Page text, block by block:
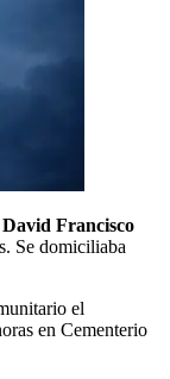
David Francisco
Se domiciliaba
el
en Cementerio